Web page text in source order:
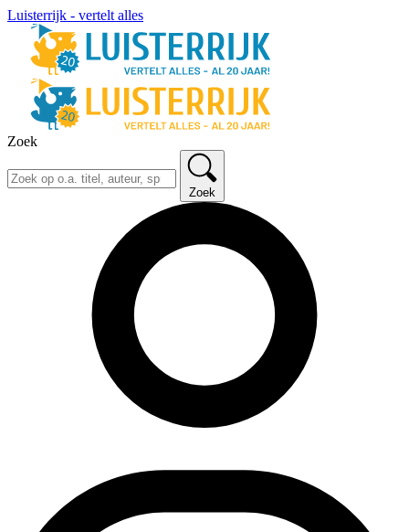
Luisterrijk - vertelt alles
Zoek
Zoek